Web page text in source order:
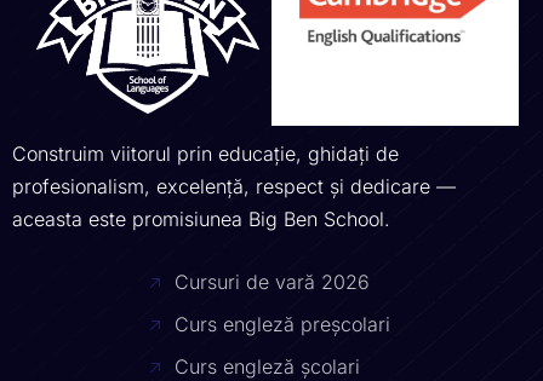
Construim viitorul prin educație, ghidați de
profesionalism, excelență, respect și dedicare —
aceasta este promisiunea Big Ben School.
Cursuri de vară 2026
Curs engleză preșcolari
Curs engleză școlari